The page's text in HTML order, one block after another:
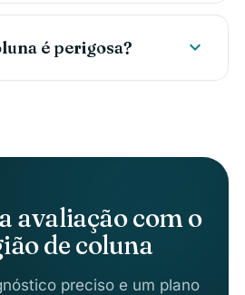
é perigosa? expand_more
avaliação com o
de coluna
preciso e um plano